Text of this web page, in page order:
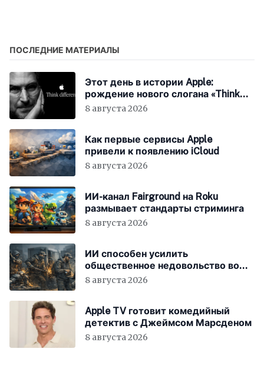
ПОСЛЕДНИЕ МАТЕРИАЛЫ
Этот день в истории Apple:
рождение нового слогана «Think
Different»
8 августа 2026
Как первые сервисы Apple
привели к появлению iCloud
8 августа 2026
ИИ-канал Fairground на Roku
размывает стандарты стриминга
8 августа 2026
ИИ способен усилить
общественное недовольство во
всём мире
8 августа 2026
Apple TV готовит комедийный
детектив с Джеймсом Марсденом
8 августа 2026